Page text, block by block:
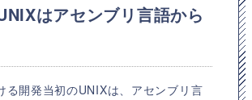
はアセンブリ言語から
る開発当初のUNIXは、アセンブリ言